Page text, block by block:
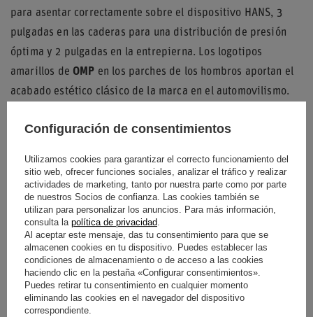
para asentar correctamente sobre el dispositivo HANS, 3
pulgadas en las caderas para una distribución de presión
óptima y 2 pulgadas en la entrepierna. Los logotipos
amarillos de OMP en los parches de los hombros aportan el
acabado estético clásico de la marca en el automovilismo.
Categoría Cinturones de seguridad
Accesorios de coche Cinturones de seguridad
Color Rojo
Marca OMP Racing
Configuración de consentimientos
Utilizamos cookies para garantizar el correcto funcionamiento del
sitio web, ofrecer funciones sociales, analizar el tráfico y realizar
actividades de marketing, tanto por nuestra parte como por parte
de nuestros Socios de confianza. Las cookies también se
utilizan para personalizar los anuncios. Para más información,
consulta la política de privacidad
Al aceptar este mensaje, das tu consentimiento para que se
almacenen cookies en tu dispositivo. Puedes establecer las
condiciones de almacenamiento o de acceso a las cookies
haciendo clic en la pestaña «Configurar consentimientos».
Puedes retirar tu consentimiento en cualquier momento
eliminando las cookies en el navegador del dispositivo
correspondiente.